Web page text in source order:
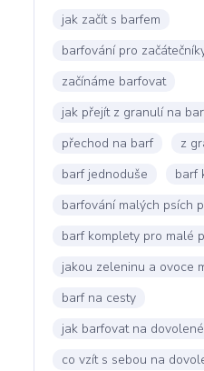
jak začít s barfem
barfování pro
začínáme barfovat
jak přejít z granulí na
přechod na barf
z
barf jednoduše
barf
barfování malých psích
barf komplety pro malé
jakou zeleninu a ovoce
barf na cesty
jak barfovat na dovolené
co vzít s sebou na